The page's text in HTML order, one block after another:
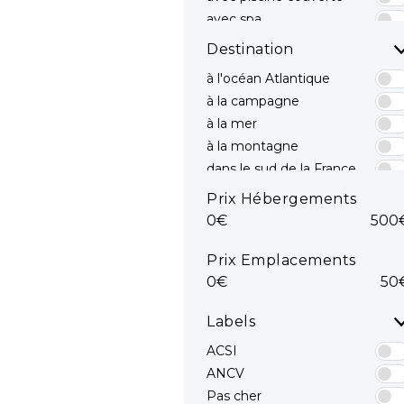
avec spa
avec toboggans
Destination
à l'océan Atlantique
à la campagne
à la mer
à la montagne
dans le sud de la France
dans le Sud est
dans le Sud ouest
mediterranee
en Méditerranée
sur la côte Atlantique
sur la Côte d'Azur
Prix Hébergements
0€
Prix Emplacements
0€
Labels
ACSI
ANCV
Pas cher